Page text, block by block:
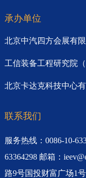
承办单位
北京中汽四方会展有限
工信装备工程研究院
北京卡达克科技中心
联系我们
服务热线：0086-10-
63364298 邮箱：
路9号国投财富广场1号